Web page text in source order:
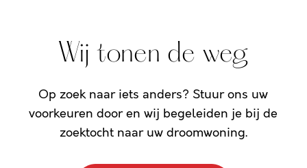
Wij tonen de weg
Op zoek naar iets anders? Stuur ons uw
voorkeuren door en wij begeleiden je bij de
zoektocht naar uw droomwoning.